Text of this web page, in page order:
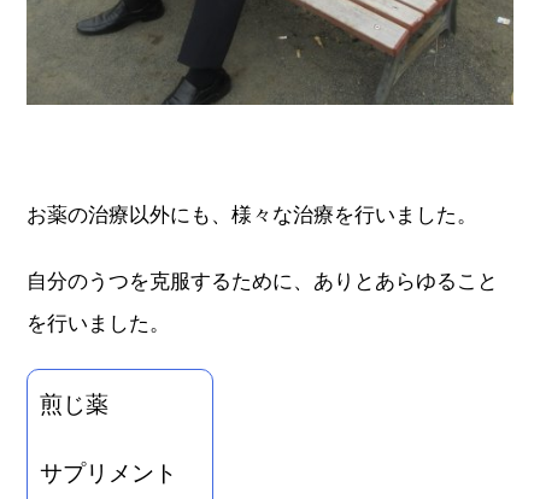
お薬の治療以外にも、様々な治療を行いました。
自分のうつを克服するために、ありとあらゆること
を行いました。
煎じ薬
サプリメント